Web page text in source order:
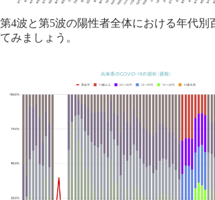
第4波と第5波の陽性者全体における年代別
てみましょう。